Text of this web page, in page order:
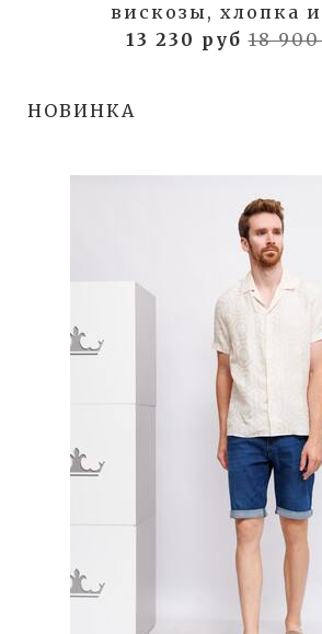
вискозы, хлопка
13 230 руб18
НОВИНКА